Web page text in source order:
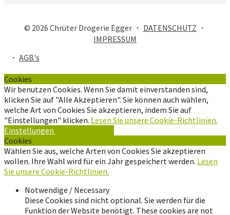
© 2026 Chrüter Drogerie Egger ・ DATENSCHUTZ ・
IMPRESSUM
・ AGB's
Cookies
Wir benutzen Cookies. Wenn Sie damit einverstanden sind,
klicken Sie auf "Alle Akzeptieren". Sie können auch wählen,
welche Art von Cookies Sie akzeptieren, indem Sie auf
"Einstellungen" klicken. Lesen Sie unsere Cookie-Richtlinien.
Einstellungen
Cookies
Wählen Sie aus, welche Arten von Cookies Sie akzeptieren
wollen. Ihre Wahl wird für ein Jahr gespeichert werden. Lesen
Sie unsere Cookie-Richtlinien.
Notwendige / Necessary
Diese Cookies sind nicht optional. Sie werden für die
Funktion der Website benötigt. These cookies are not